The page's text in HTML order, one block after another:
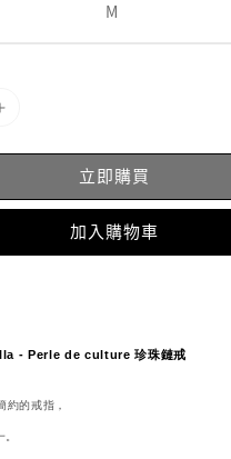
M
立即購買
加入購物車
- Perle de culture 珍珠鏈戒
的戒指，